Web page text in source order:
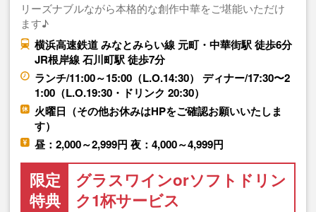
リーズナブルながら本格的な創作中華をご堪能いただけ
ます♪
横浜高速鉄道 みなとみらい線 元町・中華街駅 徒歩6分
JR根岸線 石川町駅 徒歩7分
ランチ/11:00～15:00（L.O.14:30） ディナー/17:30〜2
1:00（L.O.19:30・ドリンク 20:30）
火曜日（その他お休みはHPをご確認お願いいたしま
す）
昼：2,000～2,999円 夜：4,000～4,999円
限定
特典
グラスワインorソフトドリン
ク1杯サービス